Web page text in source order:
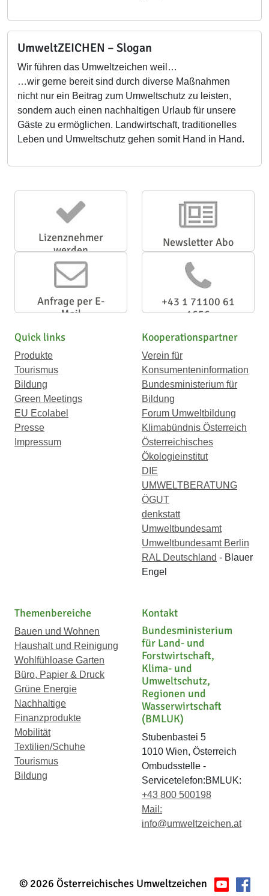
UmweltZEICHEN – Slogan
Wir führen das Umweltzeichen weil…
…wir gerne bereit sind durch diverse Maßnahmen
nicht nur ein Beitrag zum Umweltschutz zu leisten,
sondern auch einen nachhaltigen Urlaub für unsere
Gäste zu ermöglichen. Landwirtschaft, traditionelles
Leben und Umweltschutz gehen somit Hand in Hand.
Lizenznehmer
werden
Newsletter Abo
Anfrage per E-
Mail
+43 1 71100 61
1656
Quick links
Produkte
Tourismus
Bildung
Green Meetings
EU Ecolabel
Presse
Impressum
Kooperationspartner
Verein für
Konsumenteninformation
Bundesministerium für
Bildung
Forum Umweltbildung
Klimabündnis Österreich
Österreichisches
Ökologieinstitut
DIE
UMWELTBERATUNG
ÖGUT
denkstatt
Umweltbundesamt
Umweltbundesamt Berlin
RAL Deutschland - Blauer
Engel
Themenbereiche
Bauen und Wohnen
Haushalt und Reinigung
Wohlfühloase Garten
Büro, Papier & Druck
Grüne Energie
Nachhaltige
Finanzprodukte
Mobilität
Textilien/Schuhe
Tourismus
Bildung
Kontakt
Bundesministerium
für Land- und
Forstwirtschaft,
Klima- und
Umweltschutz,
Regionen und
Wasserwirtschaft
(BMLUK)
Stubenbastei 5
1010 Wien, Österreich
Ombudsstelle -
Servicetelefon:BMLUK:
+43 800 500198
Mail:
info@umweltzeichen.at
© 2026 Österreichisches Umweltzeichen